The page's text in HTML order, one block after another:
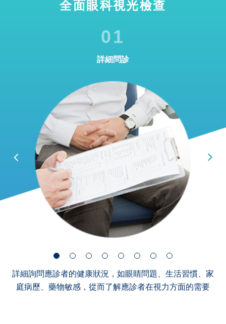
全面眼科視光檢查
01
詳細問診
詳細詢問應診者的健康狀況，如眼睛問題、生活習慣、家
庭病歷、藥物敏感，從而了解應診者在視力方面的需要